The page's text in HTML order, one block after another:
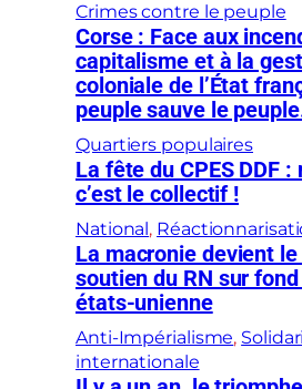
Crimes contre le peuple
Corse : Face aux
capitalisme et à la
coloniale de l’État
peuple sauve le
Quartiers populaires
La fête du CPES DDF
c’est le collectif !
National ,
La macronie devient le
soutien du RN sur fond
états-unienne
Anti-Impérialisme,
internationale